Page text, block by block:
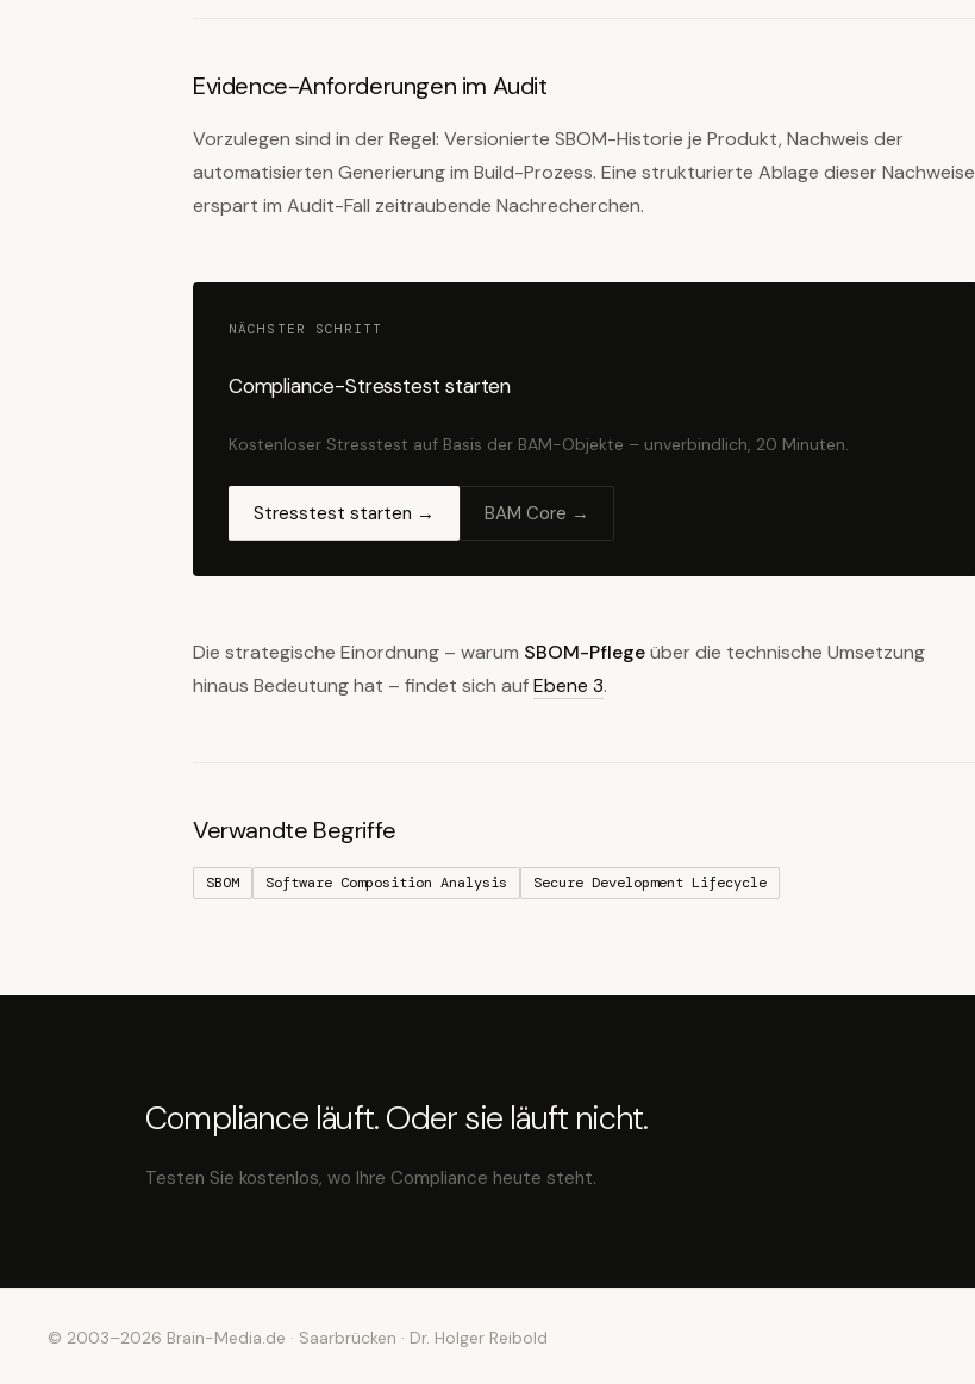
Evidence-Anforderungen im Audit
Vorzulegen sind in der Regel: Versionierte SBOM-Historie je Produkt, Nachweis der
automatisierten Generierung im Build-Prozess. Eine strukturierte Ablage dieser Nachweise
erspart im Audit-Fall zeitraubende Nachrecherchen.
NÄCHSTER SCHRITT
Compliance-Stresstest starten
Kostenloser Stresstest auf Basis der BAM-Objekte – unverbindlich, 20 Minuten.
Stresstest starten → BAM Core →
Die strategische Einordnung – warum SBOM-Pflegeüber die technische Umsetzung
hinaus Bedeutung hat – findet sich aufEbene 3.
Verwandte Begriffe
SBOM Software Composition Analysis Secure Development Lifecycle
Compliance läuft. Oder sie läuft nicht.
Testen Sie kostenlos, wo Ihre Compliance heute steht.
© 2003–2026 Brain-Media.de · Saarbrücken · Dr. Holger Reibold